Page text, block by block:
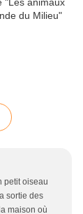
petit oiseau
sortie des
maison où